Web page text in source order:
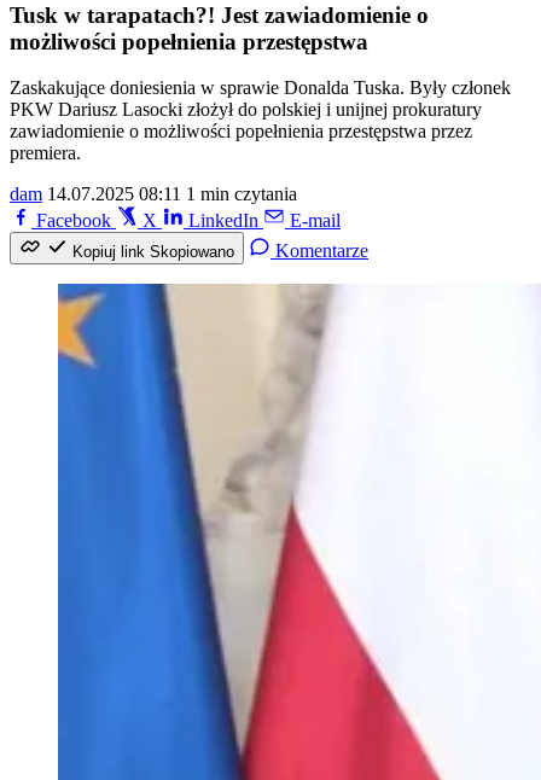
Tusk w tarapatach?! Jest zawiadomienie o
możliwości popełnienia przestępstwa
Zaskakujące doniesienia w sprawie Donalda Tuska. Były członek
PKW Dariusz Lasocki złożył do polskiej i unijnej prokuratury
zawiadomienie o możliwości popełnienia przestępstwa przez
premiera.
dam 14.07.2025 08:11 1 min czytania
Facebook
X LinkedIn E-mail
Kopiuj link Skopiowano Komentarze